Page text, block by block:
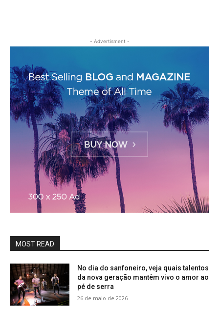
- Advertisment -
MOST READ
No dia do sanfoneiro, veja quais talentos
da nova geração mantêm vivo o amor ao
pé de serra
26 de maio de 2026